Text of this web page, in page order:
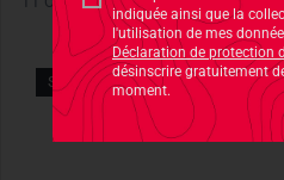
indiquée ainsi que la
l'utilisation de mes
Déclaration de protection
désinscrire gratuitement
moment.
37,90 €
SEULEMENT CHEZ NOUS